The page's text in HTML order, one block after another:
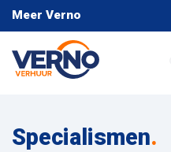
Meer Verno
Specialismen.